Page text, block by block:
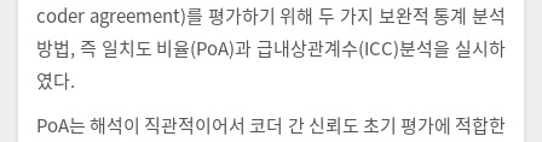
coder agreement)를 평가하기 위해 두 가지 보완적 통계 분석
방법, 즉 일치도 비율(PoA)과 급내상관계수(ICC)분석을 실시하
였다.
PoA는 해석이 직관적이어서 코더 간 신뢰도 초기 평가에 적합한